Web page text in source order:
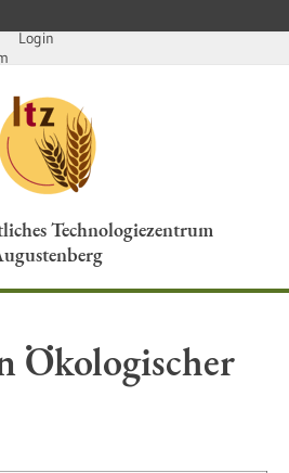
Login
Technologiezentrum
Ökologischer